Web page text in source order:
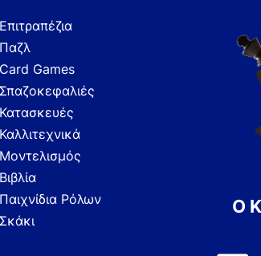
Επιτραπέζια
Παζλ
Card Games
Σπαζοκεφαλιές
Κατασκευές
Καλλιτεχνικά
Μοντελισμός
Βιβλία
Παιχνίδια Ρόλων
Σκάκι
Ο